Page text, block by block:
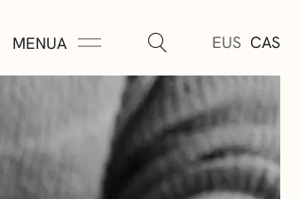
MENUA EUS CAS